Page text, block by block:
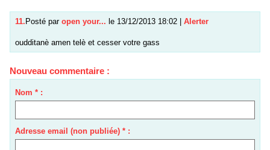
11.Posté par open your... le 13/12/2013 18:02 | Alerter
oudditanè amen telè et cesser votre gass
Nouveau commentaire :
Nom * :
Adresse email (non publiée) * :